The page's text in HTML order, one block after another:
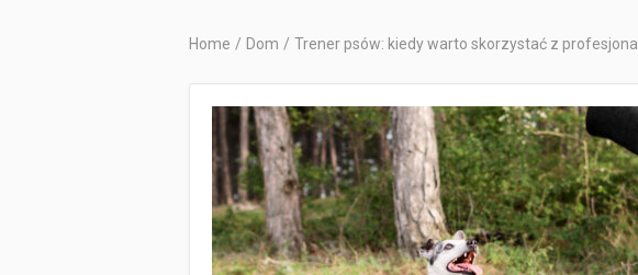
Home / Dom / Trener psów: kiedy warto skorzystać z